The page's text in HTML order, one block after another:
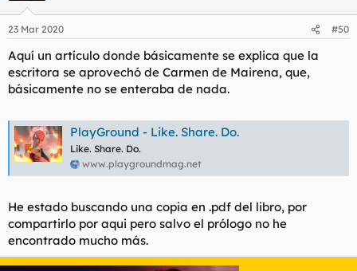
23 Mar 2020 #50
Aquí un artículo donde básicamente se explica que la
escritora se aprovechó de Carmen de Mairena, que,
básicamente no se enteraba de nada.
PlayGround - Like. Share. Do.
Like. Share. Do.
www.playgroundmag.net
He estado buscando una copia en .pdf del libro, por
compartirlo por aqui pero salvo el prólogo no he
encontrado mucho más.